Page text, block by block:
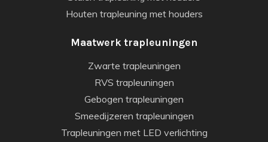
Houten trapleuning met houders
Maatwerk trapleuningen
Zwarte trapleuningen
RVS trapleuningen
Gebogen trapleuningen
Smeedijzeren trapleuningen
Trapleuningen met LED verlichting